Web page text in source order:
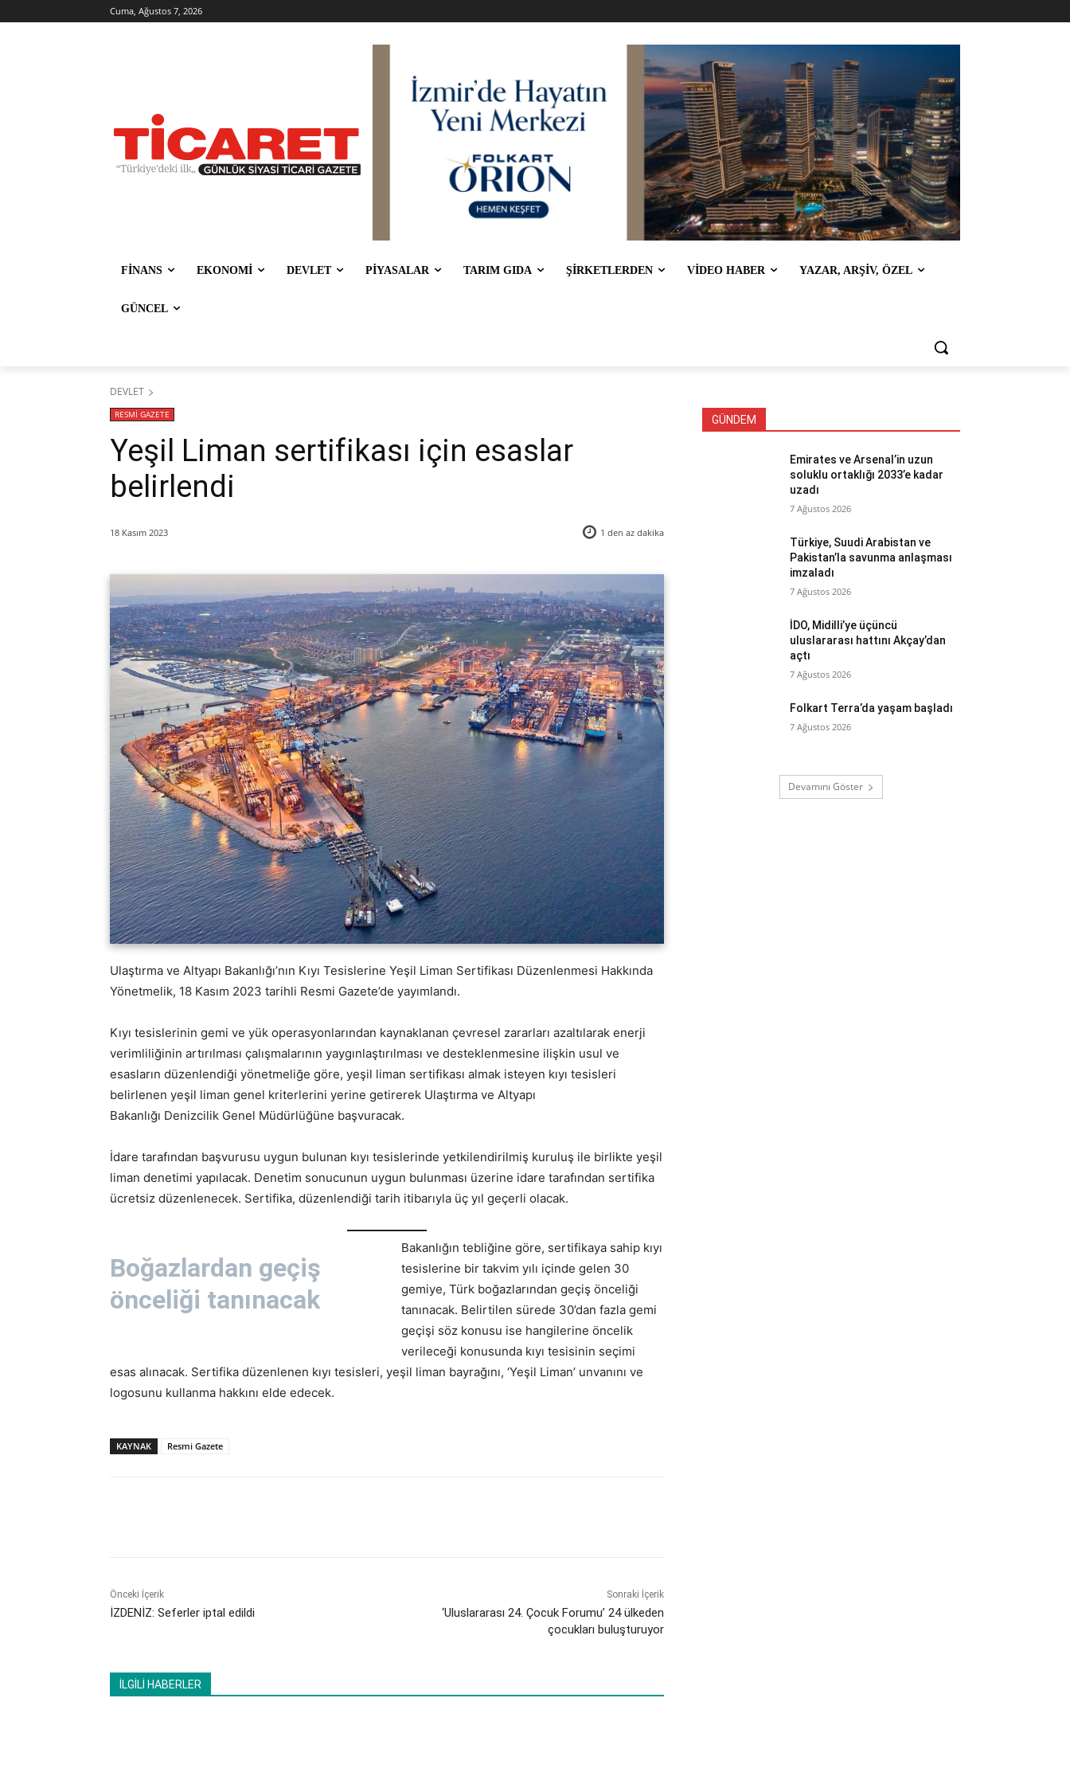
Cuma, Ağustos 7, 2026
FİNANS EKONOMİ DEVLET PİYASALAR TARIM GIDA ŞİRKETLERDEN VİDEO HABER YAZAR, ARŞİV, ÖZEL
GÜNCEL
DEVLET
RESMİ GAZETE
Yeşil Liman sertifikası için esaslar
belirlendi
18 Kasım 2023 1 den az dakika
Ulaştırma ve Altyapı Bakanlığı’nın Kıyı Tesislerine Yeşil Liman Sertifikası Düzenlenmesi Hakkında
Yönetmelik, 18 Kasım 2023 tarihli Resmi Gazete’de yayımlandı.
Kıyı tesislerinin gemi ve yük operasyonlarından kaynaklanan çevresel zararları azaltılarak enerji
verimliliğinin artırılması çalışmalarının yaygınlaştırılması ve desteklenmesine ilişkin usul ve
esasların düzenlendiği yönetmeliğe göre, yeşil liman sertifikası almak isteyen kıyı tesisleri
belirlenen yeşil liman genel kriterlerini yerine getirerek Ulaştırma ve Altyapı
Bakanlığı Denizcilik Genel Müdürlüğüne başvuracak.
İdare tarafından başvurusu uygun bulunan kıyı tesislerinde yetkilendirilmiş kuruluş ile birlikte yeşil
liman denetimi yapılacak. Denetim sonucunun uygun bulunması üzerine idare tarafından sertifika
ücretsiz düzenlenecek. Sertifika, düzenlendiği tarih itibarıyla üç yıl geçerli olacak.
Boğazlardan geçiş
önceliği tanınacak
Bakanlığın tebliğine göre, sertifikaya sahip kıyı
tesislerine bir takvim yılı içinde gelen 30
gemiye, Türk boğazlarından geçiş önceliği
tanınacak. Belirtilen sürede 30’dan fazla gemi
geçişi söz konusu ise hangilerine öncelik
verileceği konusunda kıyı tesisinin seçimi
esas alınacak. Sertifika düzenlenen kıyı tesisleri, yeşil liman bayrağını, ‘Yeşil Liman’ unvanını ve
logosunu kullanma hakkını elde edecek.
KAYNAK Resmi Gazete
Önceki İçerik
İZDENİZ: Seferler iptal edildi
Sonraki İçerik
‘Uluslararası 24. Çocuk Forumu’ 24 ülkeden
çocukları buluşturuyor
İLGİLİ HABERLER
GÜNDEM
Emirates ve Arsenal’in uzun
soluklu ortaklığı 2033’e kadar
uzadı
7 Ağustos 2026
Türkiye, Suudi Arabistan ve
Pakistan’la savunma anlaşması
imzaladı
7 Ağustos 2026
İDO, Midilli’ye üçüncü
uluslararası hattını Akçay’dan
açtı
7 Ağustos 2026
Folkart Terra’da yaşam başladı
7 Ağustos 2026
Devamını Göster